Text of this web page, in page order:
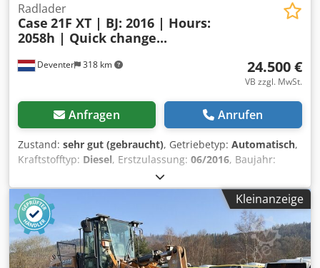
Deventer 318 km
Radlader
Case 21F XT | BJ: 2016 | Hours:
2058h | Quick change...
24.500 €
VB zzgl. MwSt.
Anfragen Anrufen
Zustand: sehr gut (gebraucht), Getriebetyp: Automatisch,
Kraftstofftyp: Diesel, Erstzulassung: 06/2016, Baujahr:
2.058 h
Weitere Optionen und Zubehör = - Geschlossene Kabine -
Radio/CD-Spieler = Anmerkungen = CASE 21F XT Radlader
aus dem Baujahr 2016 mit nur 2.058 Betriebsstunden.
Dieser kompakte und leistungsstarke Radlader stammt aus
Deutschland und befindet sich in einem gepflegten und
gut gewarteten Zustand. Die Maschine ist sofort
Kleinanzeige